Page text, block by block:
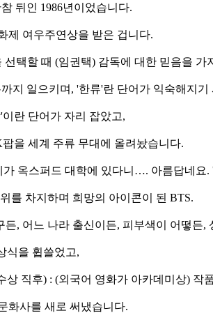
뒤인 1986년이었습니다.
제 여우주연상을 받은 겁니다.
택할 때 (임권택) 감독에 대한 믿음을
지 일으키며, '한류'란 단어가 익숙해지기
란 단어가 자리 잡았고,
을 세계 주류 무대에 올려놨습니다.
가 옥스퍼드 대학에 있다니…. 아름답네
를 차지하며 희망의 아이콘이 된 BTS.
든, 어느 나라 출신이든, 피부색이 어떻
식을 휩쓸었고,
상 직후) : (외국어 영화가 아카데미상) 작
화사를 새로 써냈습니다.